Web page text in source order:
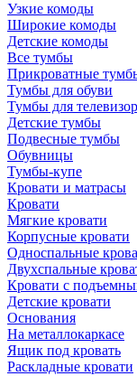
Узкие комоды
Широкие комоды
Детские комоды
Все тумбы
Прикроватные
Тумбы для обуви
Тумбы для
Детские тумбы
Подвесные тумбы
Обувницы
Тумбы-купе
Кровати и матрасы
Кровати
Мягкие кровати
Корпусные кровати
Односпальные
Двухспальные
Кровати с
Детские кровати
Основания
На металлокаркасе
Ящик под кровать
Раскладные кровати